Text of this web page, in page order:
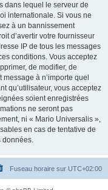
dans lequel le serveur de
internationale. Si vous ne
à un bannissement
d’avertir votre fournisseur
IP de tous les messages
conditions. Vous acceptez
de modifier, de
à n’importe quel
qu’utilisateur, vous acceptez
soient enregistrées
ne seront pas
ni « Mario Universalis »,
en cas de tentative de
données.
Fuseau horaire sur UTC+02:00